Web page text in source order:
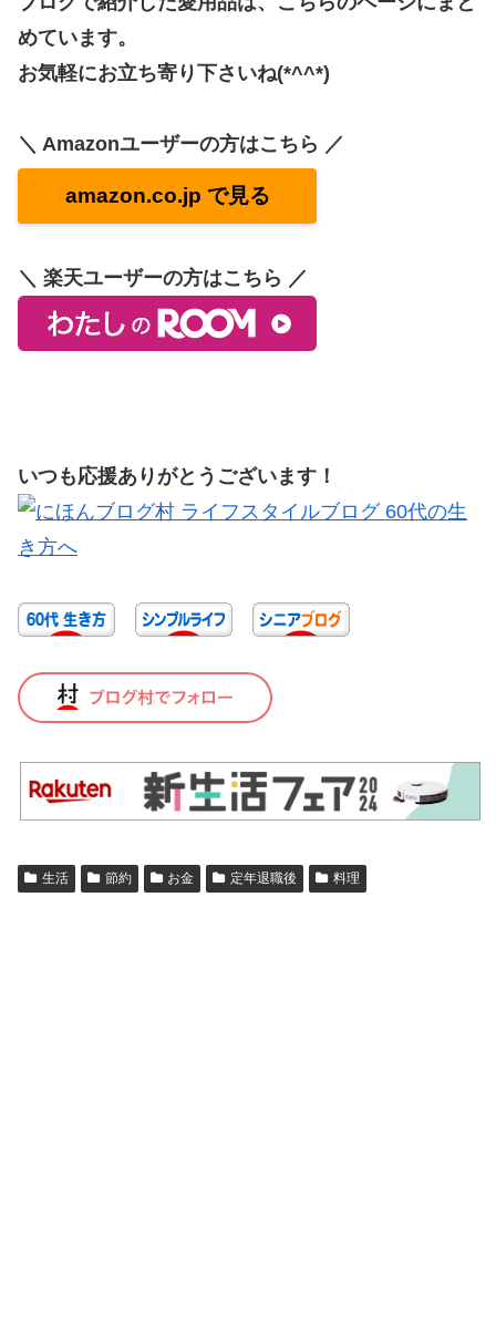
めています。
お気軽にお立ち寄り下さいね(*^^*)
＼ Amazonユーザーの方はこちら ／
amazon.co.jp で見る
＼ 楽天ユーザーの方はこちら ／
いつも応援ありがとうございます！
生活 節約 お金 定年退職後 料理